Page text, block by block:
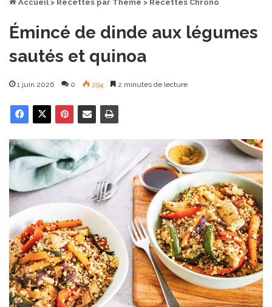
Accueil > Recettes par Thème > Recettes Chrono
Émincé de dinde aux légumes
sautés et quinoa
1 juin 2026 0 294 2 minutes de lecture